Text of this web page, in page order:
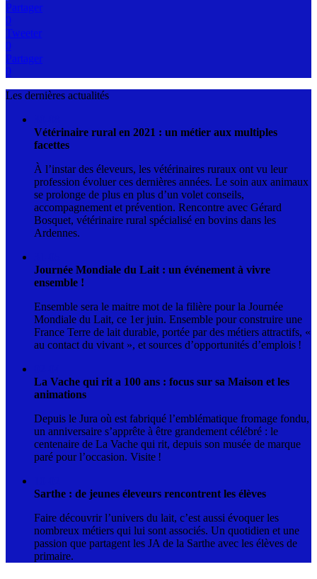
Partager
0
Tweeter
0
Partager
0
Les dernières actualités
Vétérinaire rural en 2021 : un métier aux multiples
facettes
À l’instar des éleveurs, les vétérinaires ruraux ont vu leur
profession évoluer ces dernières années. Le soin aux animaux
se prolonge de plus en plus d’un volet conseils,
accompagnement et prévention. Rencontre avec Gérard
Bosquet, vétérinaire rural spécialisé en bovins dans les
Ardennes.
Journée Mondiale du Lait : un événement à vivre
ensemble !
Ensemble sera le maitre mot de la filière pour la Journée
Mondiale du Lait, ce 1er juin. Ensemble pour construire une
France Terre de lait durable, portée par des métiers attractifs, «
au contact du vivant », et sources d’opportunités d’emplois !
La Vache qui rit a 100 ans : focus sur sa Maison et les
animations
Depuis le Jura où est fabriqué l’emblématique fromage fondu,
un anniversaire s’apprête à être grandement célébré : le
centenaire de La Vache qui rit, depuis son musée de marque
paré pour l’occasion. Visite !
Sarthe : de jeunes éleveurs rencontrent les élèves
Faire découvrir l’univers du lait, c’est aussi évoquer les
nombreux métiers qui lui sont associés. Un quotidien et une
passion que partagent les JA de la Sarthe avec les élèves de
primaire.